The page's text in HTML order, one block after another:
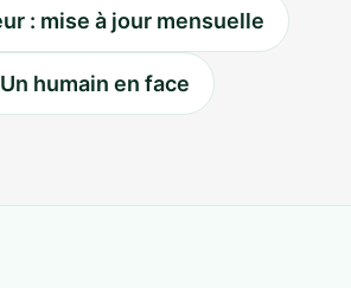
: mise à jour mensuelle
Un humain en face